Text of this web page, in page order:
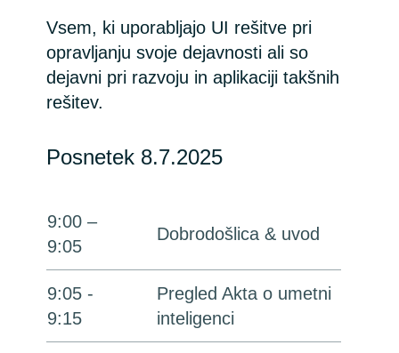
Vsem, ki uporabljajo UI rešitve pri
opravljanju svoje dejavnosti ali so
dejavni pri razvoju in aplikaciji takšnih
rešitev.
Posnetek 8.7.2025
9:00 –
9:05
Dobrodošlica & uvod
9:05 -
9:15
Pregled Akta o umetni
inteligenci